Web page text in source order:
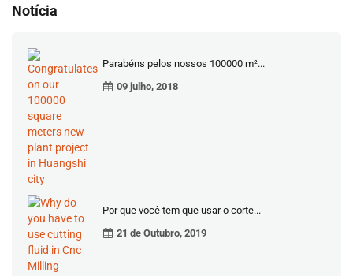
Notícia
Parabéns pelos nossos 100000 m²...
09 julho, 2018
Por que você tem que usar o corte...
21 de Outubro, 2019